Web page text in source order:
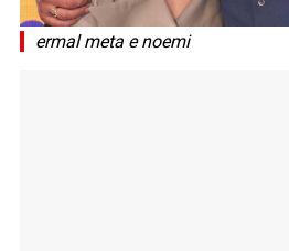
ermal meta e noemi